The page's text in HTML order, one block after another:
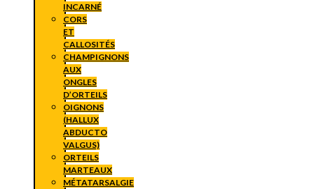
INCARNÉ
CORS
ET
CALLOSITÉS
CHAMPIGNONS
AUX
ONGLES
D’ORTEILS
OIGNONS
(HALLUX
ABDUCTO
VALGUS)
ORTEILS
MARTEAUX
MÉTATARSALGIE